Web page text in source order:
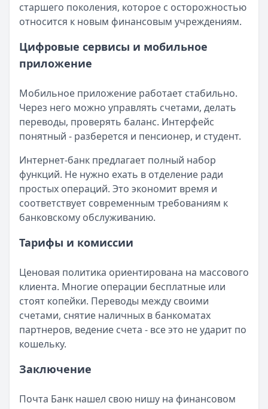
старшего поколения, которое с осторожностью
относится к новым финансовым учреждениям.
Цифровые сервисы и мобильное
приложение
Мобильное приложение работает стабильно.
Через него можно управлять счетами, делать
переводы, проверять баланс. Интерфейс
понятный - разберется и пенсионер, и студент.
Интернет-банк предлагает полный набор
функций. Не нужно ехать в отделение ради
простых операций. Это экономит время и
соответствует современным требованиям к
банковскому обслуживанию.
Тарифы и комиссии
Ценовая политика ориентирована на массового
клиента. Многие операции бесплатные или
стоят копейки. Переводы между своими
счетами, снятие наличных в банкоматах
партнеров, ведение счета - все это не ударит по
кошельку.
Заключение
Почта Банк нашел свою нишу на финансовом